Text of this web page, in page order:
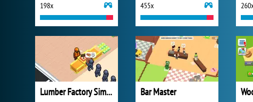
198x 455x
Lumber Factory Simulator Bar Master